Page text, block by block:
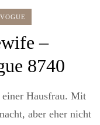
VOGUE
–
8740
Hausfrau. Mit
aber eher nicht